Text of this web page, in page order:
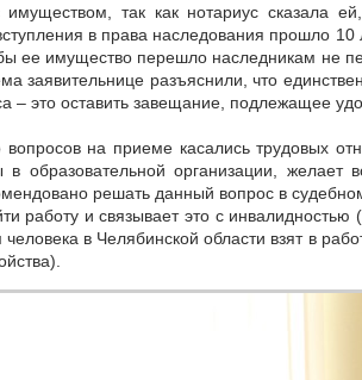
имуществом, так как нотариус сказала
в права наследования прошло
ее имущество перешло наследникам не
заявительнице разъяснили, что
– это оставить завещание, подлежащее
вопросов на приеме касались трудовых
в образовательной организации, желает
решать данный вопрос в
работу и связывает это с
в Челябинской области взят в